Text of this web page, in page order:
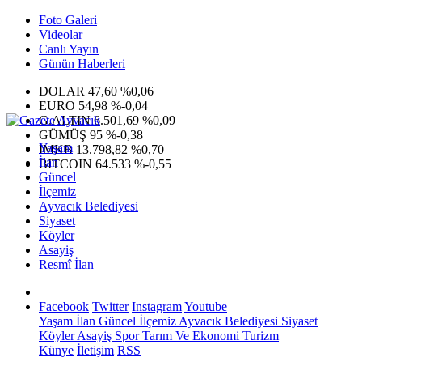
Foto Galeri
Videolar
Canlı Yayın
Günün Haberleri
DOLAR 47,60 %0,06
EURO 54,98 %-0,04
G.ALTIN6.501,69 %0,09
GÜMÜŞ 95 %-0,38
IMKB 13.798,82 %0,70
BITCOIN 64.533 %-0,55
Yaşam
İlan
Güncel
İlçemiz
Ayvacık Belediyesi
Siyaset
Köyler
Asayiş
Resmî İlan
Facebook Twitter InstagramYoutube
Yaşam İlan Güncel İlçemiz Ayvacık Belediyesi Siyaset
KöylerAsayiş SporTarım Ve Ekonomi Turizm
Künye İletişim RSS